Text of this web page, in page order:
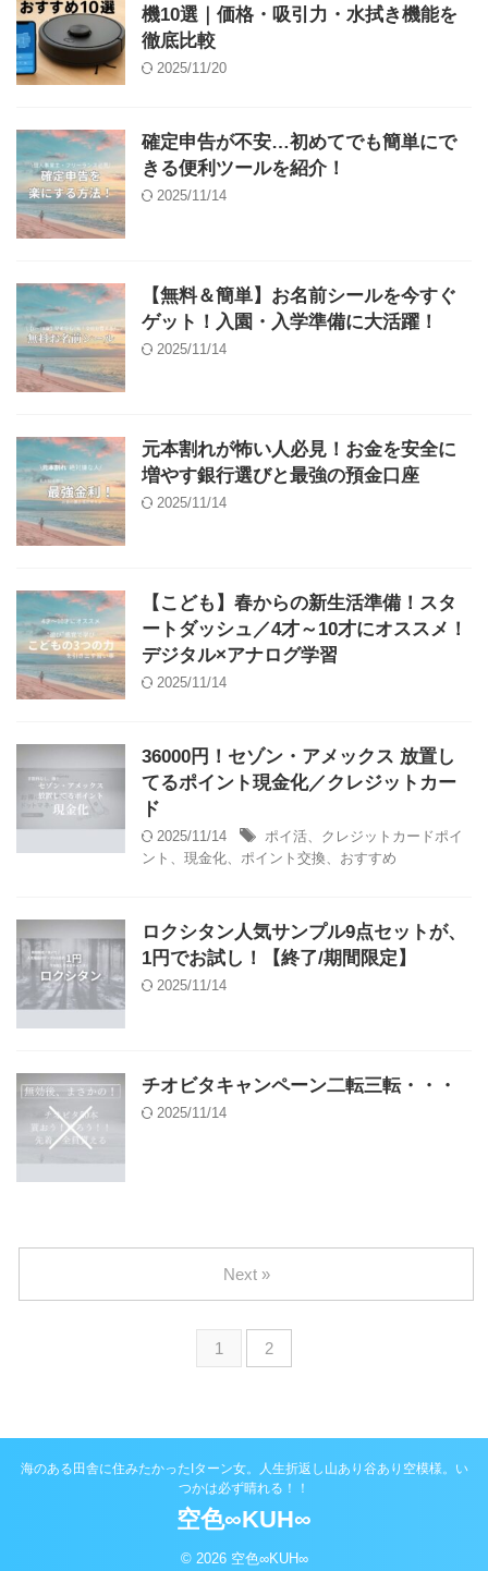
機10選｜価格・吸引力・水拭き機能を
徹底比較
2025/11/20
確定申告が不安…初めてでも簡単にで
きる便利ツールを紹介！
2025/11/14
【無料＆簡単】お名前シールを今すぐ
ゲット！入園・入学準備に大活躍！
2025/11/14
元本割れが怖い人必見！お金を安全に
増やす銀行選びと最強の預金口座
2025/11/14
【こども】春からの新生活準備！スタ
ートダッシュ／4才～10才にオススメ！
デジタル×アナログ学習
2025/11/14
36000円！セゾン・アメックス 放置し
てるポイント現金化／クレジットカー
ド
2025/11/14
ポイ活、クレジットカードポイ
ント、現金化、ポイント交換、おすすめ
ロクシタン人気サンプル9点セットが、
1円でお試し！【終了/期間限定】
2025/11/14
チオビタキャンペーン二転三転・・・
2025/11/14
1 2
Next »
海のある田舎に住みたかったIターン女。人生折返し山あり谷あり空模様。い
つかは必ず晴れる！！
空色∞KUH∞
© 2026 空色∞KUH∞